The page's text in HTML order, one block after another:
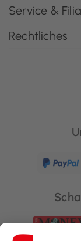
Service &
Rechtliches